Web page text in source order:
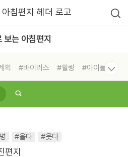
보는 아침편지
획 #바이러스 #힐링
#아이들
교
#울다 #웃다